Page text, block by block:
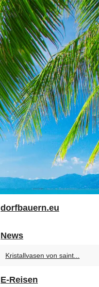
dorfbauern.eu
News
Kristallvasen von saint...
E-Reisen